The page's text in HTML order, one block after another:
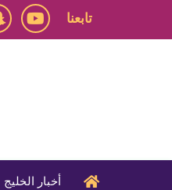
تابعنا
أخبار الخليج